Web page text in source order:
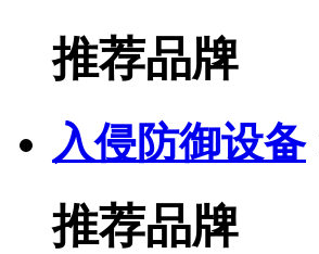
推荐品牌
入侵防御设备
推荐品牌